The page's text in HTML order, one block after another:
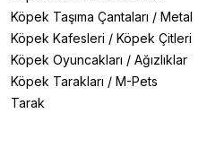
Köpek Taşıma Çantaları / Metal
Köpek Kafesleri / Köpek Çitleri
Köpek Oyuncakları / Ağızlıklar
Köpek Tarakları / M-Pets
Tarak